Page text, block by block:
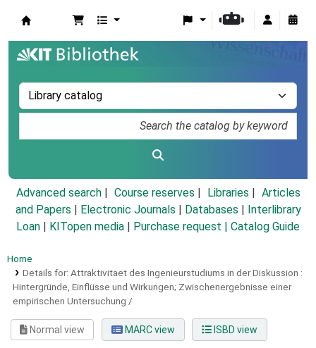
Advanced search Course reserves Libraries
Articles
and Papers
Electronic Journals Databases
Interlibrary
Loan
KITopen media Purchase request | Catalog Guide
Home
Details for: Attraktivitaet des Ingenieurstudiums in der Diskussion :
Hintergründe, Einflüsse und Wirkungen; Zwischenergebnisse einer
empirischen Untersuchung /
Normal view MARC view ISBD view